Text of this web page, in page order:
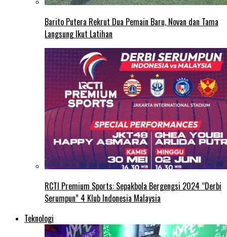
Barito Putera Rekrut Dua Pemain Baru, Novan dan Tama
Langsung Ikut Latihan
RCTI Premium Sports: Sepakbola Bergengsi 2024 “Derbi
Serumpun” 4 Klub Indonesia Malaysia
Teknologi